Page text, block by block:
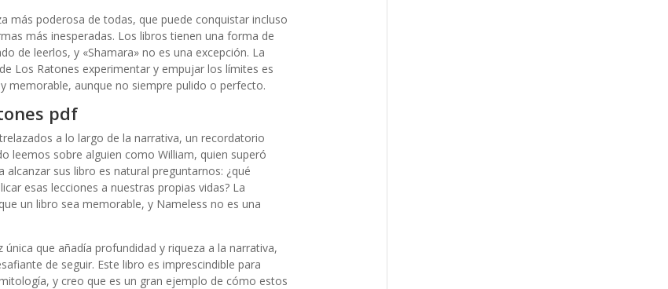
más poderosa de todas, que puede conquistar incluso
más inesperadas. Los libros tienen una forma de
de leerlos, y «Shamara» no es una excepción. La
Los Ratones experimentar y empujar los límites es
memorable, aunque no siempre pulido o perfecto.
pdf
a lo largo de la narrativa, un recordatorio
leemos sobre alguien como William, quien superó
alcanzar sus libro es natural preguntarnos: ¿qué
esas lecciones a nuestras propias vidas? La
un libro sea memorable, y Nameless no es una
que añadía profundidad y riqueza a la narrativa,
de seguir. Este libro es imprescindible para
y creo que es un gran ejemplo de cómo estos